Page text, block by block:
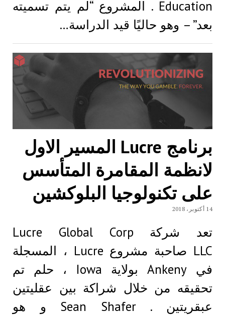
Education . المشروع “لم يتم تسميته
بعد” – وهو حاليًا قيد الدراسة…
برنامج Lucre المسير الاول
لانظمة المقامرة المتأسس
على تكنولوجيا البلوكشين
14 أكتوبر، 2018
تعد شركة Lucre Global Corp
LLC صاحبة مشروع Lucre ، المسجلة
في Ankeny بولاية Iowa ، حلم تم
تحقيقه من خلال شراكة بين عقليتين
عبقريتين . Sean Shafer و هو